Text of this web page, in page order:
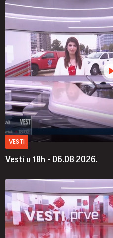
VESTI
Vesti u 18h - 06.08.2026.